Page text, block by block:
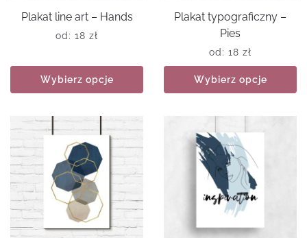
Plakat line art – Hands
od: 18 zł
Wybierz opcje
Plakat typograficzny –
Pies
od: 18 zł
Wybierz opcje